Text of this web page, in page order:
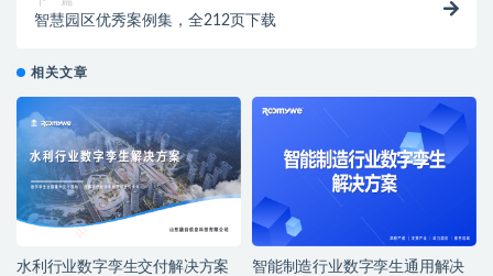
智慧园区优秀案例集，全212页下载
相关文章
水利行业数字孪生交付解决方案
智能制造行业数字孪生通用解决